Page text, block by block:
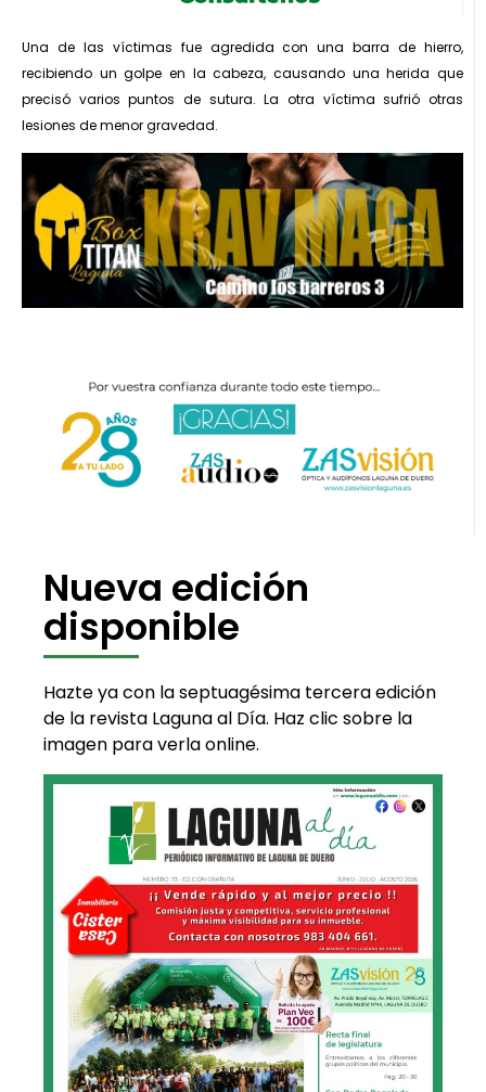
Una de las víctimas fue agredida con una barra de hierro,
recibiendo un golpe en la cabeza, causando una herida que
precisó varios puntos de sutura. La otra víctima sufrió otras
lesiones de menor gravedad.
Nueva edición
disponible
Hazte ya con la septuagésima tercera edición
de la revista Laguna al Día. Haz clic sobre la
imagen para verla online.